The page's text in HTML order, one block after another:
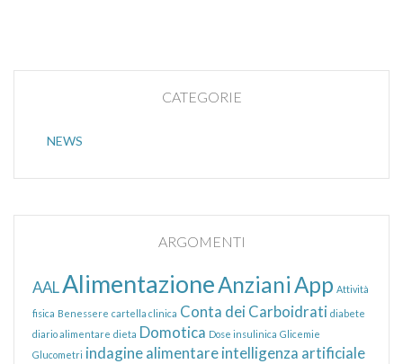
CATEGORIE
NEWS
ARGOMENTI
AALAlimentazioneAnzianiApp Attività
fisica Benessere cartella clinica Conta dei Carboidrati diabete
diario alimentare dieta Domotica Dose insulinica Glicemie
Glucometri indagine alimentareintelligenza artificiale